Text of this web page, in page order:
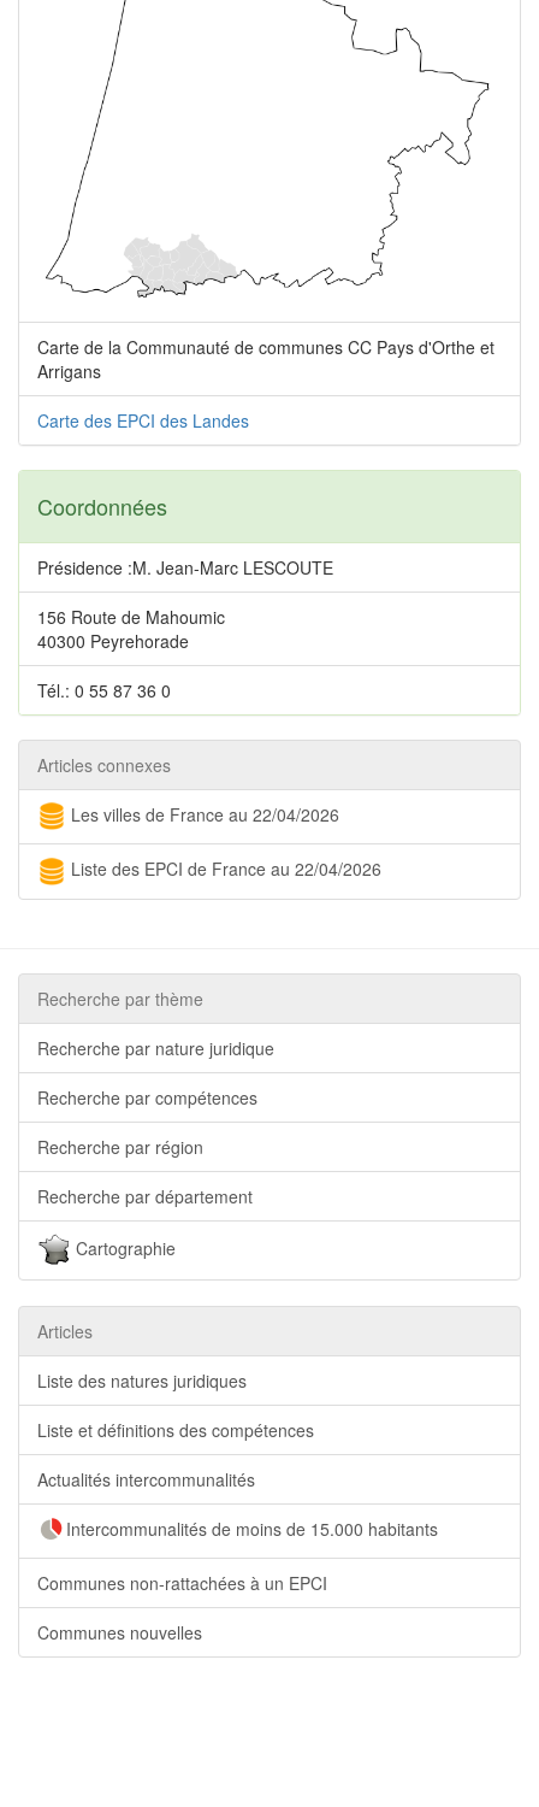
Carte de la Communauté de communes CC Pays d'Orthe et
Arrigans
Carte des EPCI des Landes
Coordonnées
Présidence :M. Jean-Marc LESCOUTE
156 Route de Mahoumic
40300 Peyrehorade
Tél.: 0 55 87 36 0
Articles connexes
Les villes de France au 22/04/2026
Liste des EPCI de France au 22/04/2026
Recherche par thème
Recherche par nature juridique
Recherche par compétences
Recherche par région
Recherche par département
Cartographie
Articles
Liste des natures juridiques
Liste et définitions des compétences
Actualités intercommunalités
Intercommunalités de moins de 15.000 habitants
Communes non-rattachées à un EPCI
Communes nouvelles